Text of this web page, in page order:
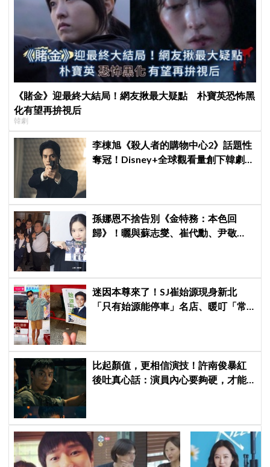
《賭金》迎最終大結局！網友揪最大疑點 朴寶英恐怖黑
化有望再拚視后
韓劇
李棟旭《殺人者的購物中心2》話題性
奪冠！Disney+全球觀看量創下韓劇新
孫娜恩不捨告別《金特務：本色回
歸》！曬與蘇志燮、崔代勳、尹敬
迷因本尊來了！SJ崔始源現身新北
「只有始源能停車」名店、暖叮「常
比起顏值，更相信演技！許南俊暴紅
後吐真心話：演員內心要夠硬，才能